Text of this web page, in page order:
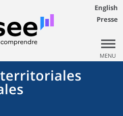
English
Presse
MENU